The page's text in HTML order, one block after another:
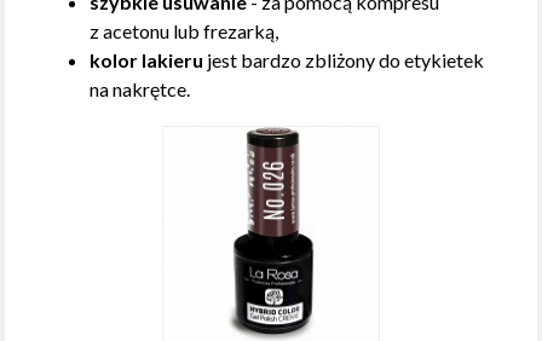
z acetonu lub frezarką,
kolor lakieru jest bardzo zbliżony do etykietek
na nakrętce.